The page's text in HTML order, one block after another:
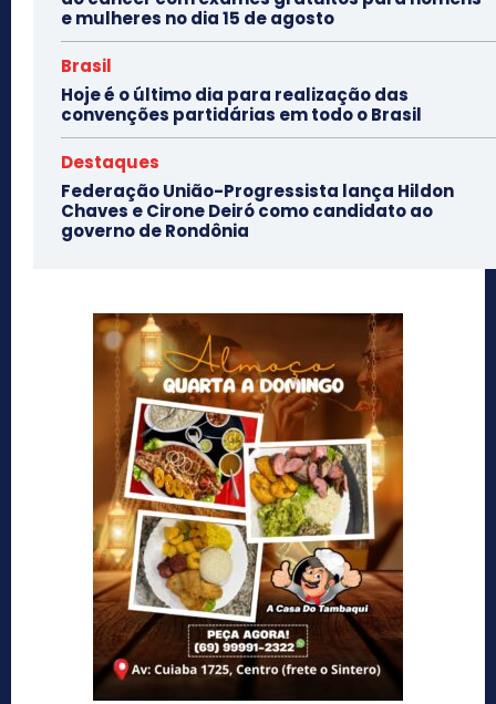
e mulheres no dia 15 de agosto
Brasil
Hoje é o último dia para realização das
convenções partidárias em todo o Brasil
Destaques
Federação União-Progressista lança Hildon
Chaves e Cirone Deiró como candidato ao
governo de Rondônia